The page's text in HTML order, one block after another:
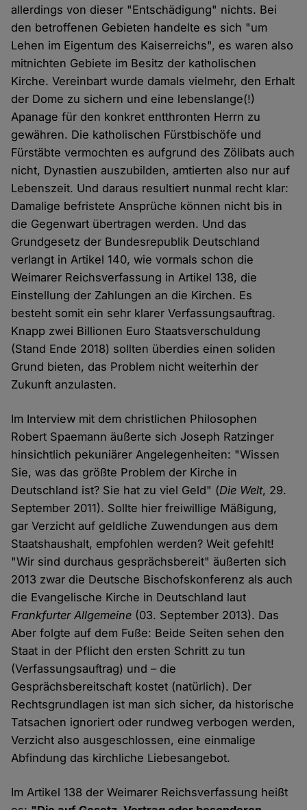
allerdings von dieser "Entschädigung" nichts. Bei
den betroffenen Gebieten handelte es sich "um
Lehen im Eigentum des Kaiserreichs", es waren also
mitnichten Gebiete im Besitz der katholischen
Kirche. Vereinbart wurde damals vielmehr, den Erhalt
der Dome zu sichern und eine lebenslange(!)
Apanage für den konkret entthronten Herrn zu
gewähren. Die katholischen Fürstbischöfe und
Fürstäbte vermochten es aufgrund des Zölibats auch
nicht, Dynastien auszubilden, amtierten also nur auf
Lebenszeit. Und daraus resultiert nunmal recht klar:
Damalige befristete Ansprüche können nicht bis in
die Gegenwart übertragen werden. Und das
Grundgesetz der Bundesrepublik Deutschland
verlangt in Artikel 140, wie vormals schon die
Weimarer Reichsverfassung in Artikel 138, die
Einstellung der Zahlungen an die Kirchen. Es
besteht somit ein sehr klarer Verfassungsauftrag.
Knapp zwei Billionen Euro Staatsverschuldung
(Stand Ende 2018) sollten überdies einen soliden
Grund bieten, das Problem nicht weiterhin der
Zukunft anzulasten.
Im Interview mit dem christlichen Philosophen
Robert Spaemann äußerte sich Joseph Ratzinger
hinsichtlich pekuniärer Angelegenheiten: "Wissen
Sie, was das größte Problem der Kirche in
Deutschland ist? Sie hat zu viel Geld" (Die Welt, 29.
September 2011). Sollte hier freiwillige Mäßigung,
gar Verzicht auf geldliche Zuwendungen aus dem
Staatshaushalt, empfohlen werden? Weit gefehlt!
"Wir sind durchaus gesprächsbereit" äußerten sich
2013 zwar die Deutsche Bischofskonferenz als auch
die Evangelische Kirche in Deutschland laut
Frankfurter Allgemeine (03. September 2013). Das
Aber folgte auf dem Fuße: Beide Seiten sehen den
Staat in der Pflicht den ersten Schritt zu tun
(Verfassungsauftrag) und – die
Gesprächsbereitschaft kostet (natürlich). Der
Rechtsgrundlagen ist man sich sicher, da historische
Tatsachen ignoriert oder rundweg verbogen werden,
Verzicht also ausgeschlossen, eine einmalige
Abfindung das kirchliche Liebesangebot.
Im Artikel 138 der Weimarer Reichsverfassung heißt